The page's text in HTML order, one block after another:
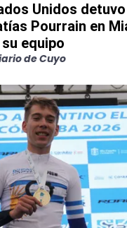
Unidos
Pourrain en
equipo
de Cuyo